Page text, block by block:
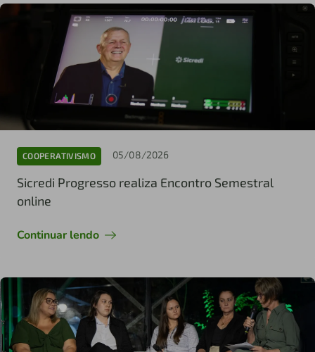
COOPERATIVISMO 05/08/2026
Sicredi Progresso realiza Encontro Semestral
online
Continuar lendo